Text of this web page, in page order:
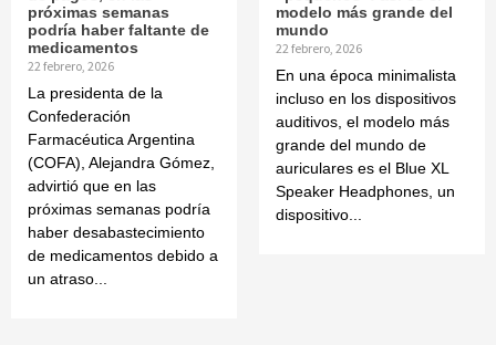
próximas semanas
podría haber faltante de
medicamentos
22 febrero, 2026
La presidenta de la
Confederación
Farmacéutica Argentina
(COFA), Alejandra Gómez,
advirtió que en las
próximas semanas podría
haber desabastecimiento
de medicamentos debido a
un atraso...
modelo más grande del
mundo
22 febrero, 2026
En una época minimalista
incluso en los dispositivos
auditivos, el modelo más
grande del mundo de
auriculares es el Blue XL
Speaker Headphones, un
dispositivo...